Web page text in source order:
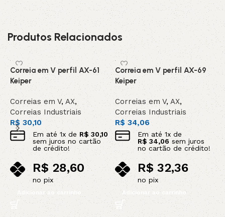
Produtos Relacionados
Correia em V perfil AX-61
Keiper
Correias em V, AX,
Correias Industriais
R$30,10
Em até 1x deR$ 30,10
sem juros no cartão
de crédito!
R$28,60
no pix
Adicionar ao carrinho
Correia em V perfil AX-69
Keiper
Correias em V,AX,
Correias Industriais
R$ 34,06
Em até1x de
R$ 34,06 sem juros
no cartão de crédito!
R$32,36
no pix
Adicionar ao carrinho